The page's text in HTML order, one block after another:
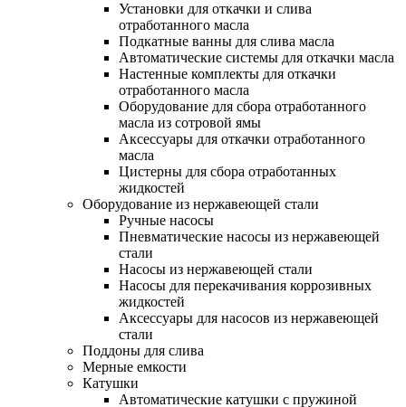
Установки для откачки и слива
отработанного масла
Подкатные ванны для слива масла
Автоматические системы для откачки масла
Настенные комплекты для откачки
отработанного масла
Оборудование для сбора отработанного
масла из сотровой ямы
Аксессуары для откачки отработанного
масла
Цистерны для сбора отработанных
жидкостей
Оборудование из нержавеющей стали
Ручные насосы
Пневматические насосы из нержавеющей
стали
Насосы из нержавеющей стали
Насосы для перекачивания коррозивных
жидкостей
Аксессуары для насосов из нержавеющей
стали
Поддоны для слива
Мерные емкости
Катушки
Автоматические катушки с пружиной